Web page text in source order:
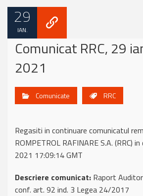
29
IAN.
Comunicat RRC, 29
2021
Comunicate RRC
Regasiti in continuare comunicatul
ROMPETROL RAFINARE S.A. (RRC)
2021 17:09:14 GMT
Descriere comunicat: Raport
conf. art. 92 ind. 3 Legea 24/2017